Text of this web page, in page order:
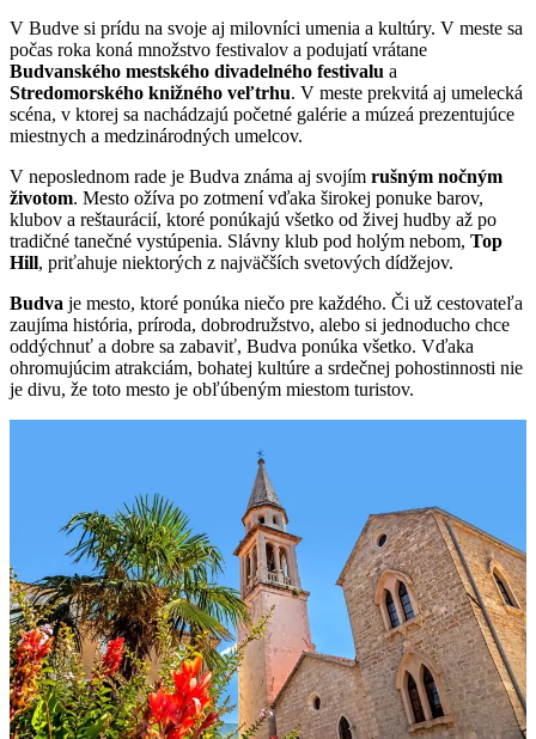
V Budve si prídu na svoje aj milovníci umenia a kultúry. V meste sa
počas roka koná množstvo festivalov a podujatí vrátane
Budvanského mestského divadelného festivalu a
Stredomorského knižného veľtrhu. V meste prekvitá aj umelecká
scéna, v ktorej sa nachádzajú početné galérie a múzeá prezentujúce
miestnych a medzinárodných umelcov.
V neposlednom rade je Budva známa aj svojím rušným nočným
životom. Mesto ožíva po zotmení vďaka širokej ponuke barov,
klubov a reštaurácií, ktoré ponúkajú všetko od živej hudby až po
tradičné tanečné vystúpenia. Slávny klub pod holým nebom, Top
Hill, priťahuje niektorých z najväčších svetových dídžejov.
Budva je mesto, ktoré ponúka niečo pre každého. Či už cestovateľa
zaujíma história, príroda, dobrodružstvo, alebo si jednoducho chce
oddýchnuť a dobre sa zabaviť, Budva ponúka všetko. Vďaka
ohromujúcim atrakciám, bohatej kultúre a srdečnej pohostinnosti nie
je divu, že toto mesto je obľúbeným miestom turistov.